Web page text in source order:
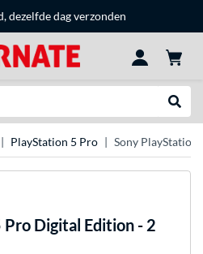
dezelfde dag verzonden
PlayStation 5 Pro Sony PlayStation
Digital Edition - 2